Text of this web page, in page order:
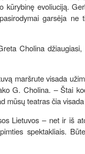
evoliuciją.
garsėja
Cholina
maršrute visada
G. Cholina. – Štai
mūsų teatras čia
Lietuvos – net ir iš
spektakliais.